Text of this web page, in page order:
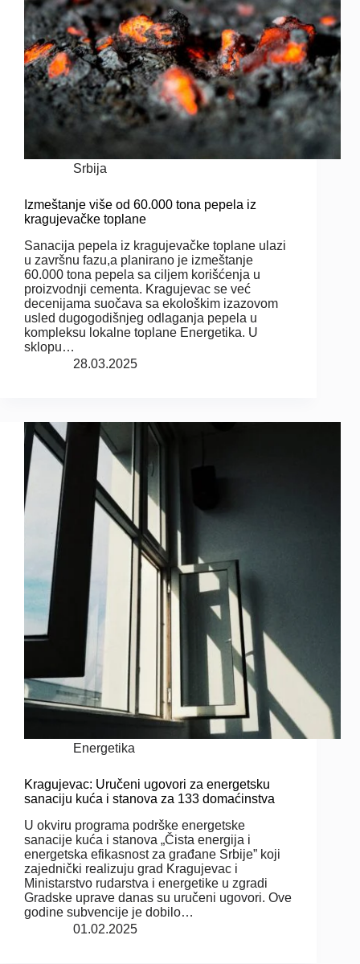
Srbija
Izmeštanje više od 60.000 tona pepela iz
kragujevačke toplane
Sanacija pepela iz kragujevačke toplane ulazi
u završnu fazu,a planirano je izmeštanje
60.000 tona pepela sa ciljem korišćenja u
proizvodnji cementa. Kragujevac se već
decenijama suočava sa ekološkim izazovom
usled dugogodišnjeg odlaganja pepela u
kompleksu lokalne toplane Energetika. U
sklopu…
28.03.2025
Energetika
Kragujevac: Uručeni ugovori za energetsku
sanaciju kuća i stanova za 133 domaćinstva
U okviru programa podrške energetske
sanacije kuća i stanova „Čista energija i
energetska efikasnost za građane Srbije” koji
zajednički realizuju grad Kragujevac i
Ministarstvo rudarstva i energetike u zgradi
Gradske uprave danas su uručeni ugovori. Ove
godine subvencije je dobilo…
01.02.2025